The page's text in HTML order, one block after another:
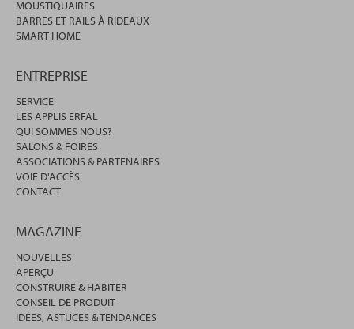
MOUSTIQUAIRES
BARRES ET RAILS À RIDEAUX
SMART HOME
ENTREPRISE
SERVICE
LES APPLIS ERFAL
QUI SOMMES NOUS?
SALONS & FOIRES
ASSOCIATIONS & PARTENAIRES
VOIE D'ACCÈS
CONTACT
MAGAZINE
NOUVELLES
APERÇU
CONSTRUIRE & HABITER
CONSEIL DE PRODUIT
IDÉES, ASTUCES & TENDANCES